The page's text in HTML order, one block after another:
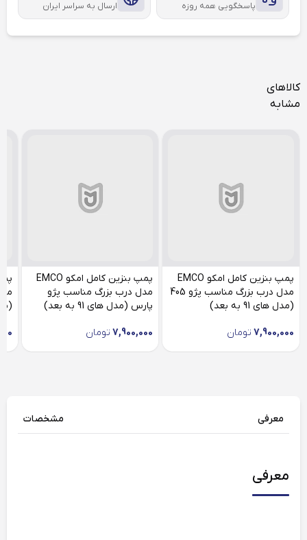
پاسخگویی همه روزه ارسال به سراسر ایران
کالاهای
مشابه
پمپ بنزین کامل امکو EMCO
مدل درب بزرگ مناسب پژو 405
(مدل های 91 به بعد)
7,900,000 تومان
پمپ بنزین کامل امکو EMCO
مدل درب بزرگ مناسب پژو
پارس (مدل های 91 به بعد)
7,900,000 تومان
معرفی مشخصات
معرفی